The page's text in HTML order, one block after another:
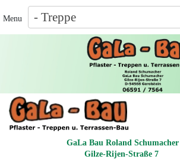
Menu
GaLa Bau Roland Schumacher
Gilze-Rijen-Straße 7